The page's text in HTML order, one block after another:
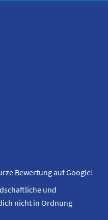
Bewertung auf Google!
und
nicht in Ordnung